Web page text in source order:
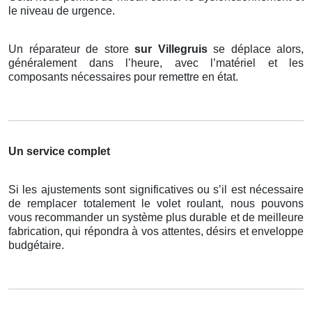
le niveau de urgence.
Un réparateur de store sur Villegruis se déplace alors,
généralement dans l’heure, avec l’matériel et les
composants nécessaires pour remettre en état.
Un service complet
Si les ajustements sont significatives ou s’il est nécessaire
de remplacer totalement le volet roulant, nous pouvons
vous recommander un système plus durable et de meilleure
fabrication, qui répondra à vos attentes, désirs et enveloppe
budgétaire.